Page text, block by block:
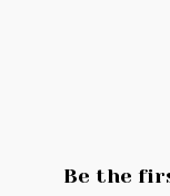
Be the